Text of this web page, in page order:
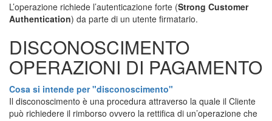
L’operazione richiede l’autenticazione forte (Strong Customer
Authentication) da parte di un utente firmatario.
DISCONOSCIMENTO
OPERAZIONI DI PAGAMENTO
Cosa si intende per "disconoscimento"
Il disconoscimento è una procedura attraverso la quale il Cliente
può richiedere il rimborso ovvero la rettifica di un’operazione che